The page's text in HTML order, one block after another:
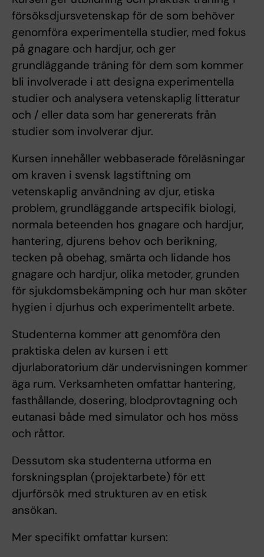
försöksdjursvetenskap för de som behöver
genomföra experimentella studier, med fokus
på gnagare och hardjur, och ger
grundläggande träning för dem som kommer
bli involverade i att designa experimentella
studier och analysera vetenskaplig litteratur
och / eller data som har genererats från
studier som involverar djur.
Kursen innehåller webbaserade föreläsningar
om kraven i svensk lagstiftning om
vetenskaplig användning av djur, etiska
problem, grundläggande artspecifik biologi,
normala beteenden hos gnagare och hardjur,
hantering, djurens behov och berikning,
tecken på obehag, smärta och lidande hos
gnagare och hardjur, olika metoder, grunden
för sjukdomsbekämpning och hur man sköter
hygien i djurhus och experimentellt arbete.
Studenterna kommer att genomföra den
praktiska delen av kursen i ett
djurlaboratorium där undervisningen kommer
äga rum. Verksamheten omfattar hantering,
fasthållande, dosering, blodprovtagning och
eutanasi både med simulator och hos möss
och råttor.
Dessutom ska studenterna utforma en
forskningsplan (projektarbete) för ett
djurförsök med strukturen av en etisk
ansökan.
Mer specifikt omfattar kursen: